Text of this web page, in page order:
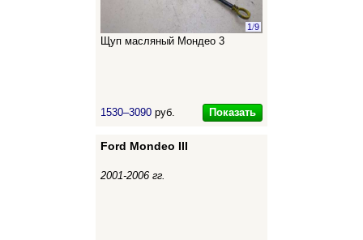
1/9
Щуп масляный Мондео 3
1530–3090 руб. Показать
Ford Mondeo III
2001-2006 гг.